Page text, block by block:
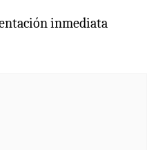
inmediata